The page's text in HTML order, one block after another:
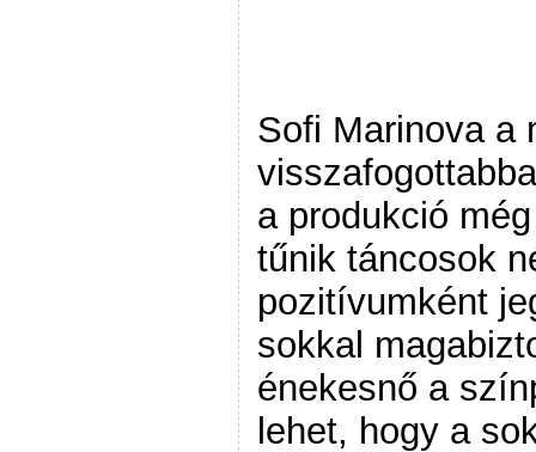
Sofi Marinova a
a produkció
tűnik táncosok
pozitívumként
sokkal
énekesnő a
lehet, hogy a